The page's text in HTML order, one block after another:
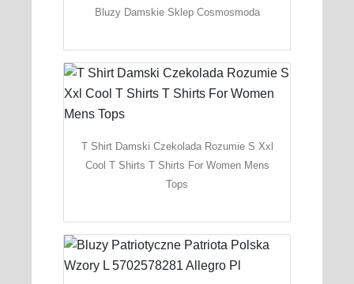
Bluzy Damskie Sklep Cosmosmoda
T Shirt Damski Czekolada Rozumie S Xxl
Cool T Shirts T Shirts For Women Mens
Tops